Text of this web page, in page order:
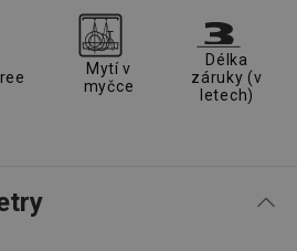
Mytí v
myčce
Délka
záruky (v
letech)